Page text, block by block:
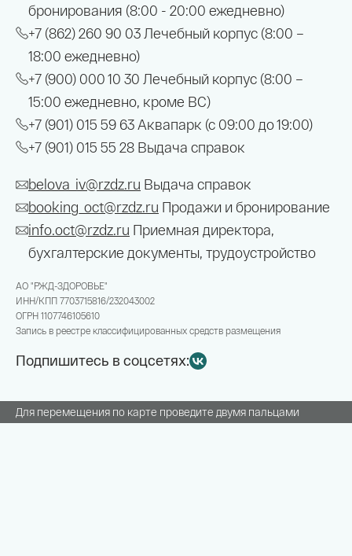
бронирования (8:00 - 20:00 ежедневно)
+7 (862) 260 90 03 Лечебный корпус (8:00 –
18:00 ежедневно)
+7 (900) 000 10 30 Лечебный корпус (8:00 –
15:00 ежедневно, кроме ВС)
+7 (901) 015 59 63 Аквапарк (с 09:00 до 19:00)
+7 (901) 015 55 28 Выдача справок
belova_iv@rzdz.ru Выдача справок
booking_oct@rzdz.ru Продажи и бронирование
info.oct@rzdz.ru Приемная директора,
бухгалтерские документы, трудоустройство
АО "РЖД-ЗДОРОВЬЕ"
ИНН/КПП 7703715816/232043002
ОГРН 1107746105610
Запись в реестре классифицированных средств размещения
Подпишитесь в соцсетях:
Для перемещения по карте проведите двумя пальцами